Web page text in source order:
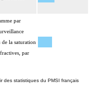
par
la saturation
par
des statistiques du PMSI français